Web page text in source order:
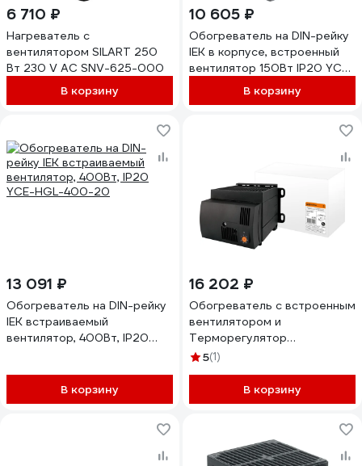
6 710 ₽
Нагреватель с
вентилятором SILART 250
Вт 230 V AC SNV-625-000
В корзину
10 605 ₽
Обогреватель на DIN-рейку
IEK в корпусе, встроенный
вентилятор 150Вт IP20 YCE-
CSL-150-20В корзину
13 091 ₽
Обогреватель на DIN-рейку
IEK встраиваемый
вентилятор, 400Вт, IP20
В корзину
16 202 ₽
Обогреватель с встроенным
вентилятором и
Терморегулятор
(термостат)ом TDM
1,2 кВт SQ0832-0025
5(1)
В корзину